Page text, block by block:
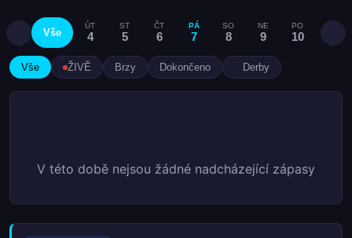
Vše
ÚT
4
ST
5
ČT
6
PÁ
7
SO
8
NE
9
PO
10
Vše ŽIVĚ Brzy Dokončeno Derby
V této době nejsou žádné nadcházející zápasy